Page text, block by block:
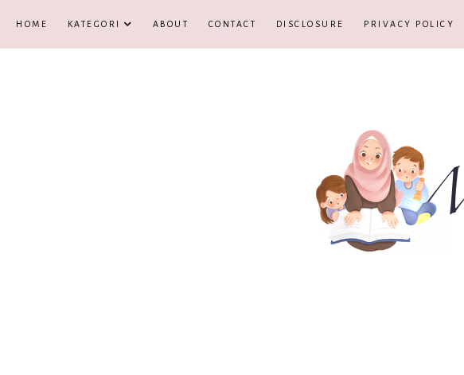
HOME KATEGORI ABOUT CONTACT DISCLOSURE PRIVACY POLICY